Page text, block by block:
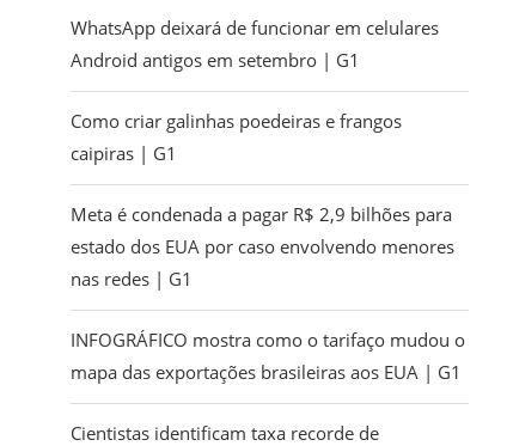
WhatsApp deixará de funcionar em celulares
Android antigos em setembro | G1
Como criar galinhas poedeiras e frangos
caipiras | G1
Meta é condenada a pagar R$ 2,9 bilhões para
estado dos EUA por caso envolvendo menores
nas redes | G1
INFOGRÁFICO mostra como o tarifaço mudou o
mapa das exportações brasileiras aos EUA | G1
Cientistas identificam taxa recorde de